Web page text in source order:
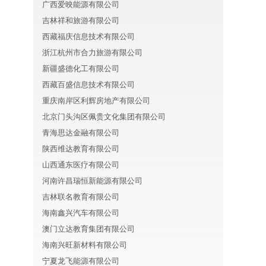
广西爱映能源有限公司
吉林祥和旅游有限公司
西藏福庆信息技术有限公司
浙江杭州市合力旅游有限公司
新疆盛德化工有限公司
西藏百盛信息技术有限公司
重庆南岸区利辉房地产有限公司
北京门头沟区佩贵文化集团有限公司
青海思达金融有限公司
陕西维达教育有限公司
山西通东医疗有限公司
河南许昌瑞恒新能源有限公司
吉林联名教育有限公司
海南鑫兴汽车有限公司
澳门立达教育集团有限公司
海南兴旺新材料有限公司
宁夏龙飞能源有限公司